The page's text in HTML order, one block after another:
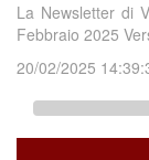
La Newsletter di
Febbraio 2025
20/02/2025